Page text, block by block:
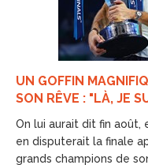
UN GOFFIN
SON RÊVE : "LÀ, JE
On lui aurait dit fin août,
en disputerait la finale
grands champions de